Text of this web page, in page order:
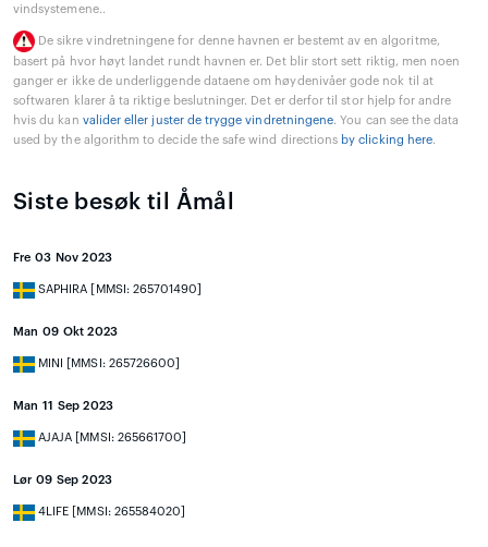
vindsystemene..
De sikre vindretningene for denne havnen er bestemt av en algoritme,
basert på hvor høyt landet rundt havnen er. Det blir stort sett riktig, men noen
ganger er ikke de underliggende dataene om høydenivåer gode nok til at
softwaren klarer å ta riktige beslutninger. Det er derfor til stor hjelp for andre
hvis du kan valider eller juster de trygge vindretningene. You can see the data
used by the algorithm to decide the safe wind directions by clicking here.
Siste besøk til Åmål
Fre 03 Nov 2023
SAPHIRA [MMSI: 265701490]
Man 09 Okt 2023
MINI [MMSI: 265726600]
Man 11 Sep 2023
AJAJA [MMSI: 265661700]
Lør 09 Sep 2023
4LIFE [MMSI: 265584020]